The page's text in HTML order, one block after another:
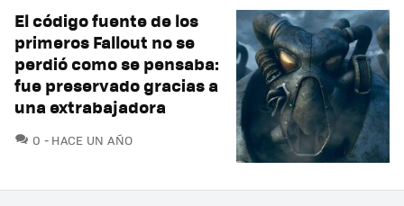
El código fuente de los
primeros Fallout no se
perdió como se pensaba:
fue preservado gracias a
una extrabajadora
0 COMENTARIOS
HACE UN AÑO